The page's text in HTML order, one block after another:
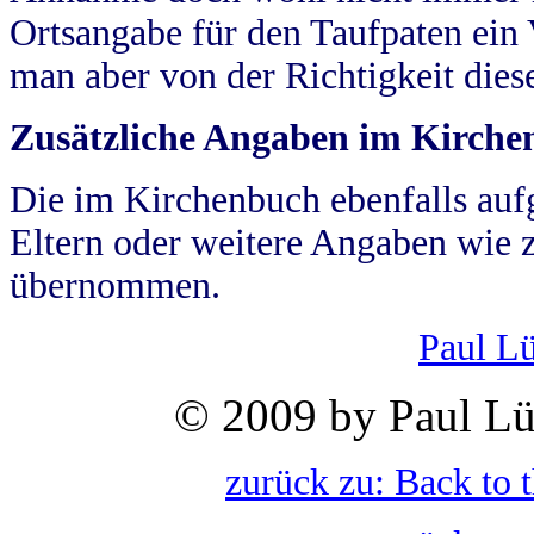
Ortsangabe für den Taufpaten
man aber von der Richtigkeit
Zusätzliche Angaben im
Die im Kirchenbuch ebenfalls
Eltern oder weitere Angaben wie
übernommen.
Paul
© 2009 by Paul
zurück zu: Back to